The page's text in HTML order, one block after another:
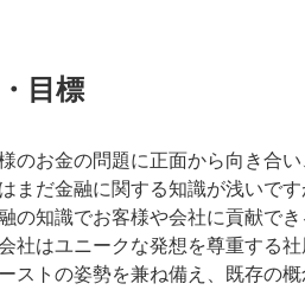
目標
のお金の問題に正面から向き合
まだ金融に関する知識が浅いで
の知識でお客様や会社に貢献でき
社はユニークな発想を尊重する
ストの姿勢を兼ね備え、既存の